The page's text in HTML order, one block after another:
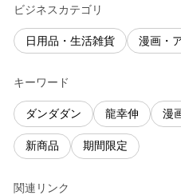
ビジネスカテゴリ
日用品・生活雑貨 漫画・
キーワード
ダンダダン 龍幸伸 漫
新商品 期間限定
関連リンク